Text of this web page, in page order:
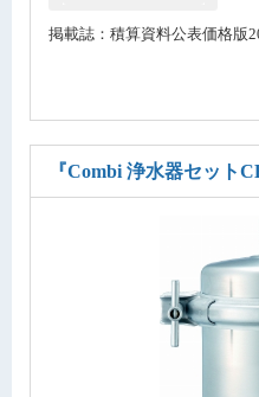
掲載誌：積算資料公表価格版
『Combi 浄水器セット